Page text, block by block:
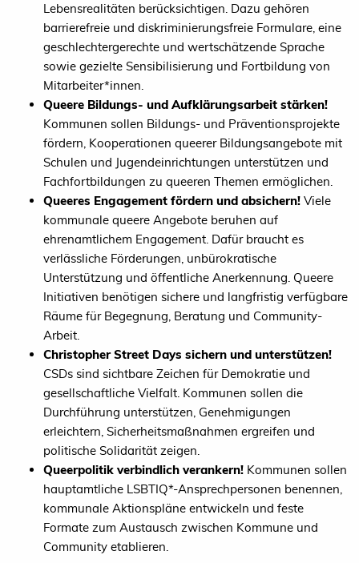
Lebensrealitäten berücksichtigen. Dazu gehören
barrierefreie und diskriminierungsfreie Formulare, eine
geschlechtergerechte und wertschätzende Sprache
sowie gezielte Sensibilisierung und Fortbildung von
Mitarbeiter*innen.
Queere Bildungs- und Aufklärungsarbeit stärken!
Kommunen sollen Bildungs- und Präventionsprojekte
fördern, Kooperationen queerer Bildungsangebote mit
Schulen und Jugendeinrichtungen unterstützen und
Fachfortbildungen zu queeren Themen ermöglichen.
Queeres Engagement fördern und absichern! Viele
kommunale queere Angebote beruhen auf
ehrenamtlichem Engagement. Dafür braucht es
verlässliche Förderungen, unbürokratische
Unterstützung und öffentliche Anerkennung. Queere
Initiativen benötigen sichere und langfristig verfügbare
Räume für Begegnung, Beratung und Community-
Arbeit.
Christopher Street Days sichern und unterstützen!
CSDs sind sichtbare Zeichen für Demokratie und
gesellschaftliche Vielfalt. Kommunen sollen die
Durchführung unterstützen, Genehmigungen
erleichtern, Sicherheitsmaßnahmen ergreifen und
politische Solidarität zeigen.
Queerpolitik verbindlich verankern! Kommunen sollen
hauptamtliche LSBTIQ*-Ansprechpersonen benennen,
kommunale Aktionspläne entwickeln und feste
Formate zum Austausch zwischen Kommune und
Community etablieren.